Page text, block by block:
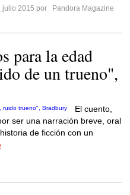
julio 2015 por
Pandora Magazine
para la edad
de un trueno",
El cuento,
ser una narración breve, oral
de ficción con un